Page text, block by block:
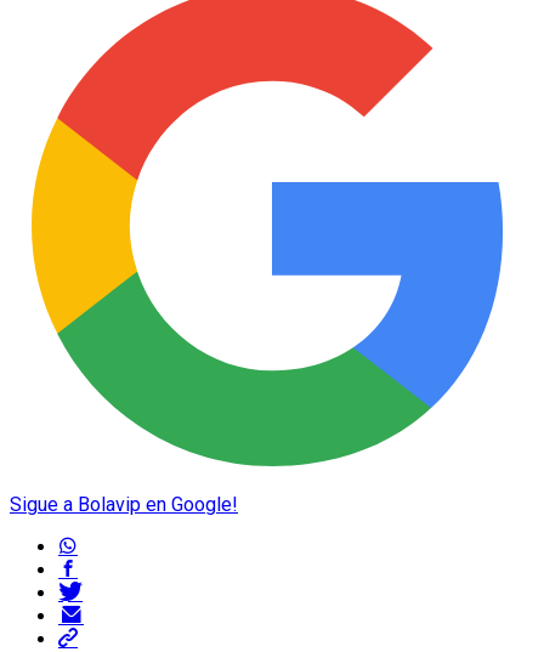
Sigue a Bolavip en Google!